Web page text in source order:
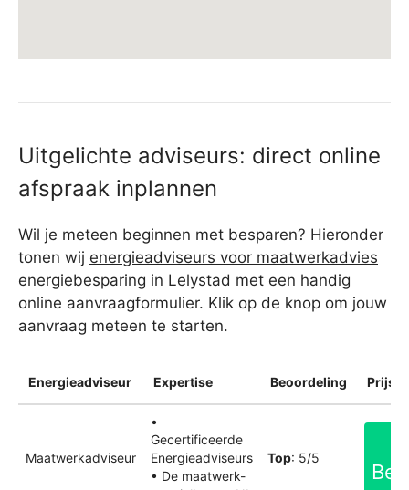
Uitgelichte adviseurs: direct online
afspraak inplannen
Wil je meteen beginnen met besparen? Hieronder
tonen wij energieadviseurs voor maatwerkadvies
energiebesparing in Lelystad met een handig
online aanvraagformulier. Klik op de knop om jouw
aanvraag meteen te starten.
Energieadviseur Expertise Beoordeling
Maatwerkadviseur
•
Gecertificeerde
Energieadviseurs
• De maatwerk-
Top: 5/5